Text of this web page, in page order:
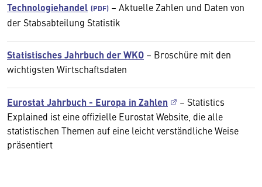
Technologiehandel
– Aktuelle Zahlen und Daten von
der Stabsabteilung Statistik
Statistisches Jahrbuch der WKO – Broschüre mit den
wichtigsten Wirtschaftsdaten
Eurostat Jahrbuch - Europa in Zahlen
– Statistics
Explained ist eine offizielle Eurostat Website, die alle
statistischen Themen auf eine leicht verständliche Weise
präsentiert